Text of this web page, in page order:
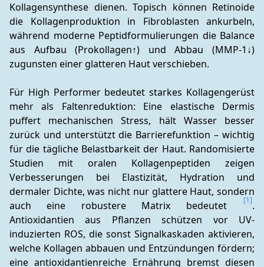
Kollagensynthese dienen. Topisch können Retinoide
die Kollagenproduktion in Fibroblasten ankurbeln,
während moderne Peptidformulierungen die Balance
aus Aufbau (Prokollagen↑) und Abbau (MMP-1↓)
zugunsten einer glatteren Haut verschieben.
Für High Performer bedeutet starkes Kollagengerüst
mehr als Faltenreduktion: Eine elastische Dermis
puffert mechanischen Stress, hält Wasser besser
zurück und unterstützt die Barrierefunktion – wichtig
für die tägliche Belastbarkeit der Haut. Randomisierte
Studien mit oralen Kollagenpeptiden zeigen
Verbesserungen bei Elastizität, Hydration und
dermaler Dichte, was nicht nur glattere Haut, sondern
auch eine robustere Matrix bedeutet
[1].
Antioxidantien aus Pflanzen schützen vor UV-
induzierten ROS, die sonst Signalkaskaden aktivieren,
welche Kollagen abbauen und Entzündungen fördern;
eine antioxidantienreiche Ernährung bremst diesen